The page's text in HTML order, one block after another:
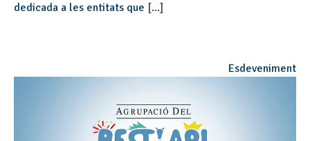
dedicada a les entitats que [...]
Esdeveniment